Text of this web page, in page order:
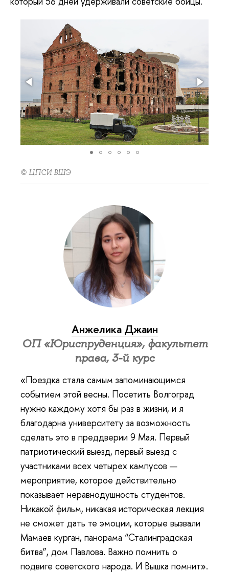
© ЦПСИ ВШЭ
Анжелика Джаин
ОП «Юриспруденция», факультет
права, 3-й курс
«Поездка стала самым запоминающимся
событием этой весны. Посетить Волгоград
нужно каждому хотя бы раз в жизни, и я
благодарна университету за возможность
сделать это в преддверии 9 Мая. Первый
патриотический выезд, первый выезд с
участниками всех четырех кампусов —
мероприятие, которое действительно
показывает неравнодушность студентов.
Никакой фильм, никакая историческая лекция
не сможет дать те эмоции, которые вызвали
Мамаев курган, панорама “Сталинградская
битва”, дом Павлова. Важно помнить о
подвиге советского народа. И Вышка помнит».